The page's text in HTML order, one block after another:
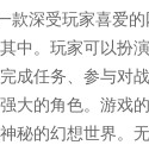
款深受玩家喜爱
中。玩家可以扮
成任务、参与对
大的角色。游戏
秘的幻想世界。